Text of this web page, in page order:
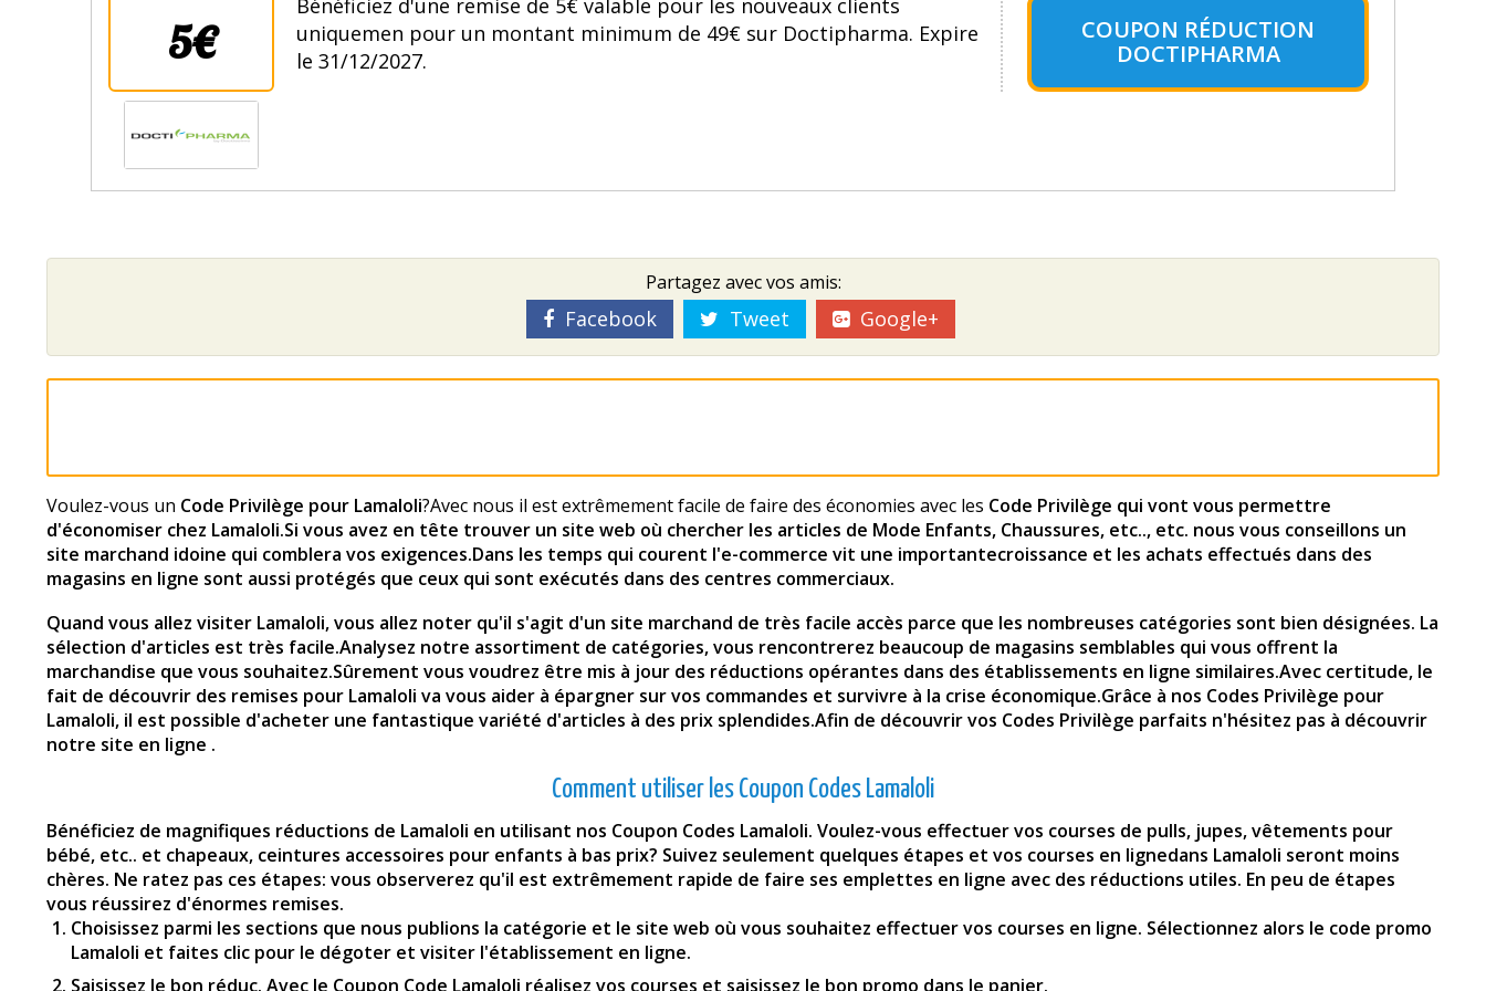
5€
Bénéficiez d'une remise de 5€ valable pour les nouveaux clients
uniquemen pour un montant minimum de 49€ sur Doctipharma. Expire
le 31/12/2027.
COUPON RÉDUCTION
DOCTIPHARMA
Partagez avec vos amis:
Facebook Tweet Google+
Voulez-vous un Code Privilège pour Lamaloli?Avec nous il est extrêmement facile de faire des économies avec les Code Privilège qui vont vous permettre
d'économiser chez Lamaloli.Si vous avez en tête trouver un site web où chercher les articles de Mode Enfants, Chaussures, etc.., etc. nous vous conseillons un
site marchand idoine qui comblera vos exigences.Dans les temps qui courent l'e-commerce vit une importantecroissance et les achats effectués dans des
magasins en ligne sont aussi protégés que ceux qui sont exécutés dans des centres commerciaux.
Quand vous allez visiter Lamaloli, vous allez noter qu'il s'agit d'un site marchand de très facile accès parce que les nombreuses catégories sont bien désignées. La
sélection d'articles est très facile.Analysez notre assortiment de catégories, vous rencontrerez beaucoup de magasins semblables qui vous offrent la
marchandise que vous souhaitez.Sûrement vous voudrez être mis à jour des réductions opérantes dans des établissements en ligne similaires.Avec certitude, le
fait de découvrir des remises pour Lamaloli va vous aider à épargner sur vos commandes et survivre à la crise économique.Grâce à nos Codes Privilège pour
Lamaloli, il est possible d'acheter une fantastique variété d'articles à des prix splendides.Afin de découvrir vos Codes Privilège parfaits n'hésitez pas à découvrir
notre site en ligne .
Comment utiliser les Coupon Codes Lamaloli
Bénéficiez de magnifiques réductions de Lamaloli en utilisant nos Coupon Codes Lamaloli. Voulez-vous effectuer vos courses de pulls, jupes, vêtements pour
bébé, etc.. et chapeaux, ceintures accessoires pour enfants à bas prix? Suivez seulement quelques étapes et vos courses en lignedans Lamaloli seront moins
chères. Ne ratez pas ces étapes: vous observerez qu'il est extrêmement rapide de faire ses emplettes en ligne avec des réductions utiles. En peu de étapes
vous réussirez d'énormes remises.
Choisissez parmi les sections que nous publions la catégorie et le site web où vous souhaitez effectuer vos courses en ligne. Sélectionnez alors le code promo
Lamaloli et faites clic pour le dégoter et visiter l'établissement en ligne.
Saisissez le bon réduc. Avec le Coupon Code Lamaloli réalisez vos courses et saisissez le bon promo dans le panier.